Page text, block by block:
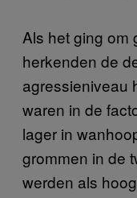
Als het ging om
herkenden de
agressieniveau
waren in de
lager in
grommen in de
werden als